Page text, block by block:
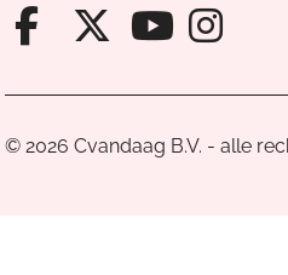
Facebook van
X van
© 2026 Cvandaag B.V. - alle